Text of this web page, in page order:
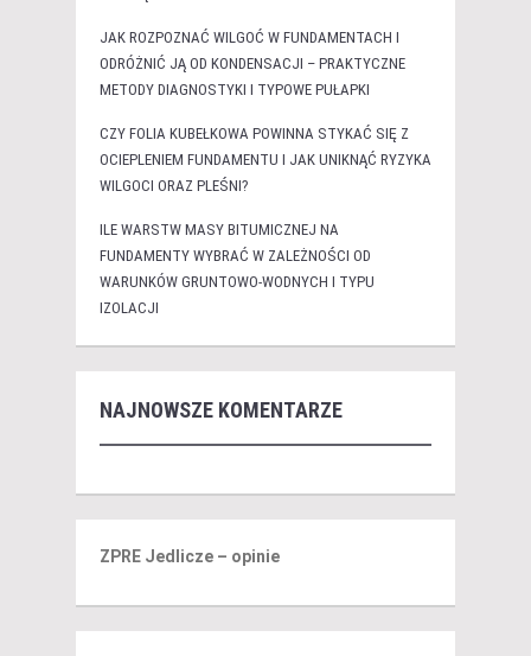
JAK ROZPOZNAĆ WILGOĆ W FUNDAMENTACH I
ODRÓŻNIĆ JĄ OD KONDENSACJI – PRAKTYCZNE
METODY DIAGNOSTYKI I TYPOWE PUŁAPKI
CZY FOLIA KUBEŁKOWA POWINNA STYKAĆ SIĘ Z
OCIEPLENIEM FUNDAMENTU I JAK UNIKNĄĆ RYZYKA
WILGOCI ORAZ PLEŚNI?
ILE WARSTW MASY BITUMICZNEJ NA
FUNDAMENTY WYBRAĆ W ZALEŻNOŚCI OD
WARUNKÓW GRUNTOWO-WODNYCH I TYPU
IZOLACJI
NAJNOWSZE KOMENTARZE
ZPRE Jedlicze – opinie